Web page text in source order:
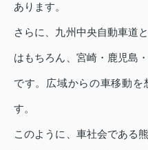
あります。
さらに、九州中央自動車道
はもちろん、宮崎・鹿児島
です。広域からの車移動
す。
このように、車社会である